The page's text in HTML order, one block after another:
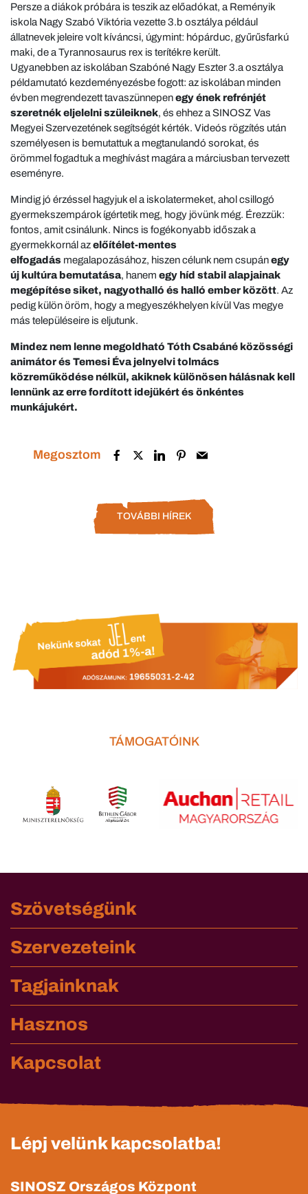
Persze a diákok próbára is teszik az előadókat, a Reményik
iskola Nagy Szabó Viktória vezette 3.b osztálya például
állatnevek jeleire volt kíváncsi, úgymint: hópárduc, gyűrűsfarkú
maki, de a Tyrannosaurus rex is terítékre került.
Ugyanebben az iskolában Szabóné Nagy Eszter 3.a osztálya
példamutató kezdeményezésbe fogott: az iskolában minden
évben megrendezett tavaszünnepenegy ének refrénjét
szeretnék eljelelni szüleiknek, és ehhez a SINOSZ Vas
Megyei Szervezetének segítségét kérték. Videós rögzítés után
személyesen is bemutattuk a megtanulandó sorokat, és
örömmel fogadtuk a meghívást magára a márciusban tervezett
eseményre.
Mindig jó érzéssel hagyjuk el a iskolatermeket, ahol csillogó
gyermekszempárok ígértetik meg, hogy jövünk még. Érezzük:
fontos, amit csinálunk. Nincs is fogékonyabb időszak a
gyermekkornál azelőítélet-mentes
elfogadás megalapozásához, hiszen célunk nem csupánegy
új kultúra bemutatása, hanem egy híd stabil alapjainak
megépítése siket, nagyothalló és halló ember között. Az
pedig külön öröm, hogy a megyeszékhelyen kívül Vas megye
más településeire is eljutunk.
Mindez nem lenne megoldható Tóth Csabáné közösségi
animátor és Temesi Éva jelnyelvi tolmács
közreműködése nélkül, akiknek különösen hálásnak kell
lennünk az erre fordított idejükért és önkéntes
munkájukért.
Megosztom
TOVÁBBI HÍREK
TÁMOGATÓINK
Szövetségünk
Szervezeteink
Tagjainknak
Hasznos
Kapcsolat
Lépj velünk kapcsolatba!
SINOSZ Országos Központ